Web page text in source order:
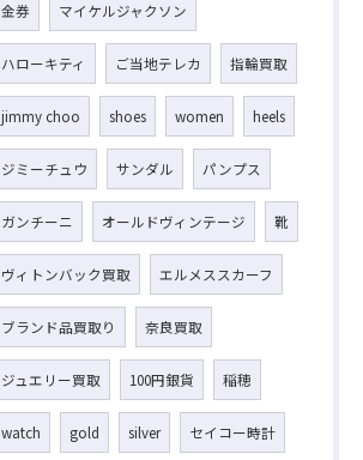
金券 マイケルジャクソン
ハローキティ ご当地テレカ 指輪買取
jimmy choo shoes women heels
ジミーチュウ サンダル パンプス
ガンチーニ オールドヴィンテージ 靴
ヴィトンバック買取 エルメススカーフ
ブランド品買取り 奈良買取
ジュエリー買取 100円銀貨 稲穂
watch gold silver セイコー時計